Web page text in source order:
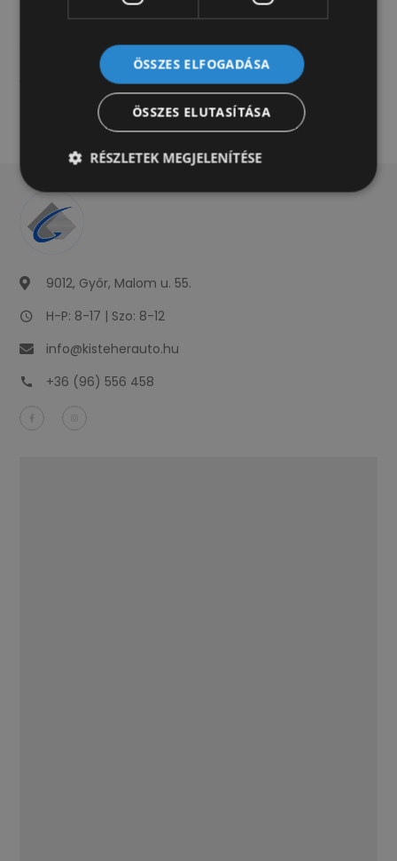
Autóink mellé teljes körű lízing- és forgalomba
helyezési ügyintézést vállalunk. Autóbeszámítás
egyedi elbírálás alapján lehetséges. Hirdetésünk
nem minősül nyílt ajánlattételnek.
9012, Győr, Malom u. 55.
H-P: 8-17 | Szo: 8-12
info@kisteherauto.hu
+36 (96) 556 458
ÖSSZES ELFOGADÁSA
ÖSSZES ELUTASÍTÁSA
RÉSZLETEK MEGJELENÍTÉSE